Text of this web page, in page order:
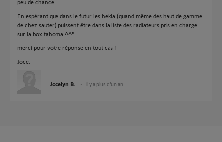
peu de chance...
En espérant que dans le futur les hekla (quand même des haut de gamme
de chez sauter) puissent être dans la liste des radiateurs pris en charge
sur la box tahoma ^^"
merci pour votre réponse en tout cas !
Joce.
Jocelyn B. il y a plus d'un an